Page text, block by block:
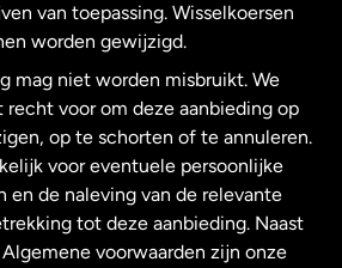
Koninkrijk
van toepassing. Wisselkoersen
worden gewijzigd.
mag niet worden misbruikt. We
recht voor om deze aanbieding op
op te schorten of te annuleren.
voor eventuele persoonlijke
en de naleving van de relevante
tot deze aanbieding. Naast
voorwaarden zijn onze